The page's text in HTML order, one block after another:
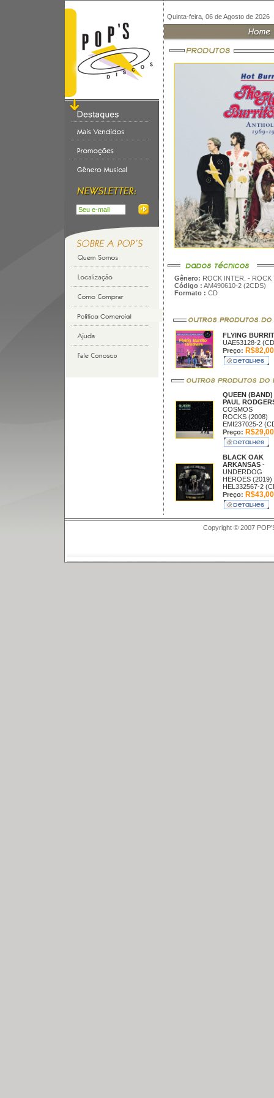
Quinta-feira, 06 de Agosto de 2026
Gênero: ROCK INTER. - ROCK
Código : AM490610-2 (2CDS)
Formato : CD
FLYING
UAE53128-2
Preço: R$82,00
QUEEN (BAND)
PAUL
COSMOS
ROCKS (2008)
EMI237025-2
Preço: R$29,00
BLACK OAK
ARKANSAS -
UNDERDOG
HEROES (2019)
HEL332567-2
Preço: R$43,00
Copyright © 2007